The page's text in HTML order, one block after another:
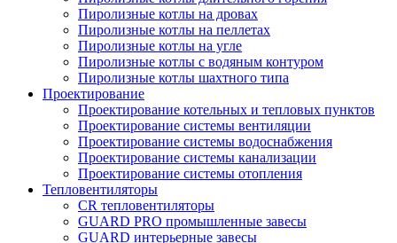
Пиролизные котлы на дровах
Пиролизные котлы на пеллетах
Пиролизные котлы на угле
Пиролизные котлы с водяным контуром
Пиролизные котлы шахтного типа
Проектирование
Проектирование котельных и тепловых пунктов
Проектирование системы вентиляции
Проектирование системы водоснабжения
Проектирование системы канализации
Проектирование системы отопления
Тепловентиляторы
CR тепловентиляторы
GUARD PRO промышленные завесы
GUARD интерьерные завесы